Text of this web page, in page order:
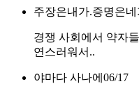
주장은내가.증명은네
경쟁 사회에서 약자
연스러워서..
야마다 사나에 06/17